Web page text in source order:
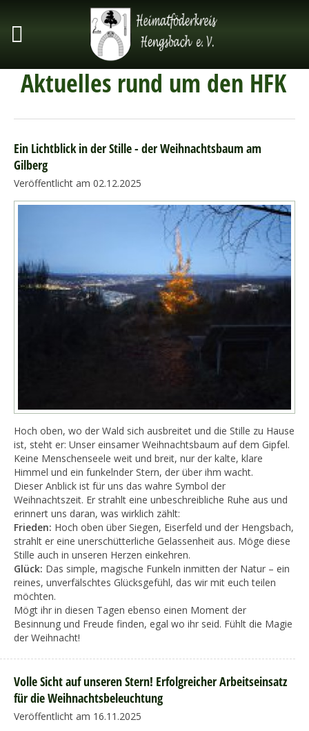
Aktuelles rund um den HFK
Ein Lichtblick in der Stille - der Weihnachtsbaum am
Gilberg
Veröffentlicht am 02.12.2025
​Hoch oben, wo der Wald sich ausbreitet und die Stille zu Hause
ist, steht er: Unser einsamer Weihnachtsbaum auf dem Gipfel.
Keine Menschenseele weit und breit, nur der kalte, klare
Himmel und ein funkelnder Stern, der über ihm wacht.
​Dieser Anblick ist für uns das wahre Symbol der
Weihnachtszeit. Er strahlt eine unbeschreibliche Ruhe aus und
erinnert uns daran, was wirklich zählt:
​Frieden: Hoch oben über Siegen, Eiserfeld und der Hengsbach,
strahlt er eine unerschütterliche Gelassenheit aus. Möge diese
Stille auch in unseren Herzen einkehren.
Glück: Das simple, magische Funkeln inmitten der Natur – ein
reines, unverfälschtes Glücksgefühl, das wir mit euch teilen
möchten.
​Mögt ihr in diesen Tagen ebenso einen Moment der
Besinnung und Freude finden, egal wo ihr seid. Fühlt die Magie
der Weihnacht!
Volle Sicht auf unseren Stern! Erfolgreicher Arbeitseinsatz
für die Weihnachtsbeleuchtung
Veröffentlicht am 16.11.2025